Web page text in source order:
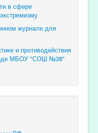
в сфере
журнале для
и противодействия
МБОУ "СОШ №38"